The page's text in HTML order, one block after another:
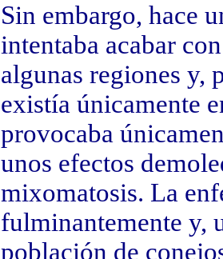
Sin embargo, hace
intentaba acabar
algunas regiones y,
existía únicamente
provocaba
unos efectos
mixomatosis. La
fulminantemente y,
población de